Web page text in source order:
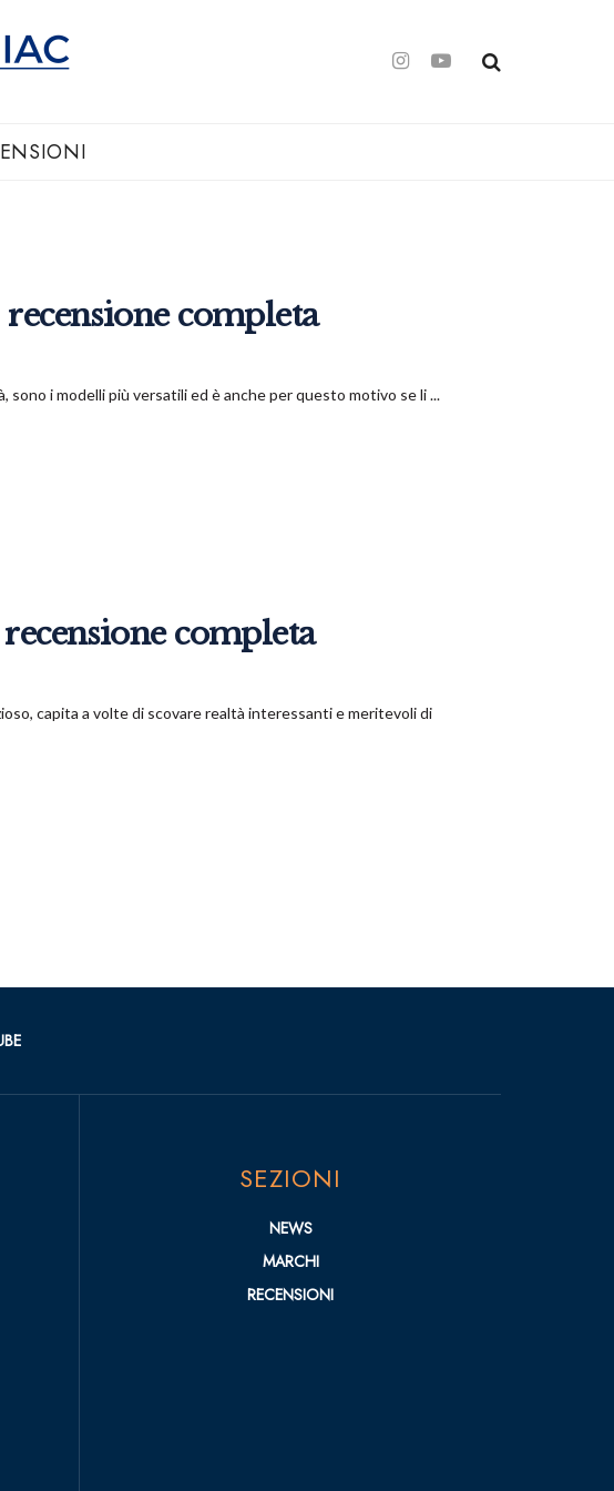
completa
i modelli più versatili ed è anche per questo motivo se li ...
completa
capita a volte di scovare realtà interessanti e meritevoli di
SEZIONI
NEWS
MARCHI
RECENSIONI